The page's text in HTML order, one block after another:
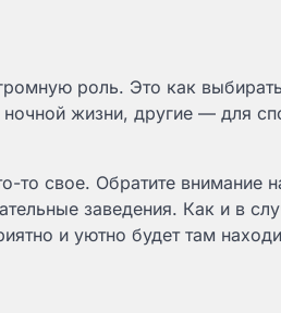
роль. Это как
жизни, другие — для
то свое. Обратите внимание
заведения. Как и в
и уютно будет там